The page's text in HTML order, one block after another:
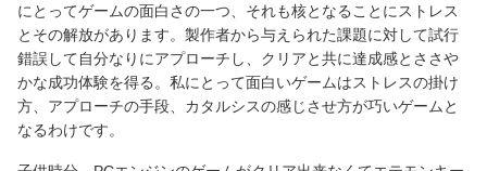
にとってゲームの面白さの一つ、それも核となることにストレス
とその解放があります。製作者から与えられた課題に対して試行
錯誤して自分なりにアプローチし、クリアと共に達成感とささや
かな成功体験を得る。私にとって面白いゲームはストレスの掛け
方、アプローチの手段、カタルシスの感じさせ方が巧いゲームと
なるわけです。